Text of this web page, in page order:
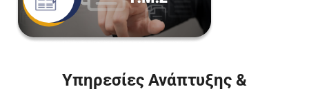
Υπηρεσίες Ανάπτυξης &